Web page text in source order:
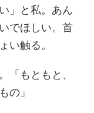
」と私。あん
でほしい。首
い触る。
「もともと、
の」